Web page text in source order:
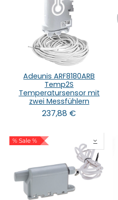
Adeunis ARF8180ARB
Temp2S
Temperatursensor mit
zwei Messfühlern
237,88 €
% Sale %